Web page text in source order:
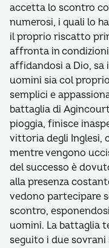
accetta lo scontro
numerosi, i quali lo
il proprio riscatto
affronta in
affidandosi a Dio, sa
uomini sia col
semplici e
battaglia di
pioggia, finisce
vittoria degli Inglesi,
mentre vengono
del successo è
alla presenza
vedono partecipare
scontro,
uomini. La battaglia
seguito i due